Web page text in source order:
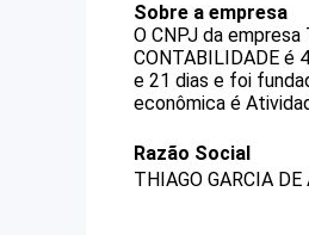
Sobre a empresa
O CNPJ da empresa
CONTABILIDADE é
e 21 dias e foi
econômica é
Razão Social
THIAGO GARCIA